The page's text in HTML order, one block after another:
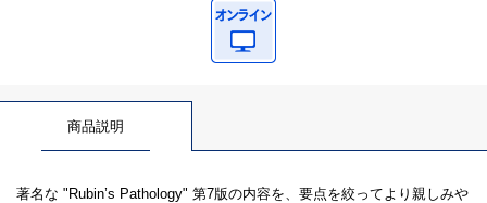
商品説明
著名な "Rubin’s Pathology" 第7版の内容を、要点を絞ってより親しみや